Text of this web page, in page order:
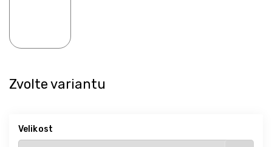
Zvolte variantu
Velikost